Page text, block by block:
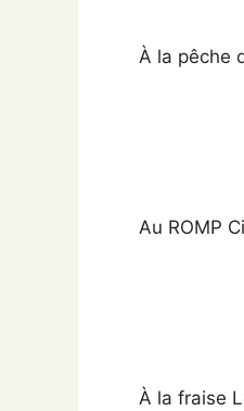
À la pêche
Au ROMP
À la fraise